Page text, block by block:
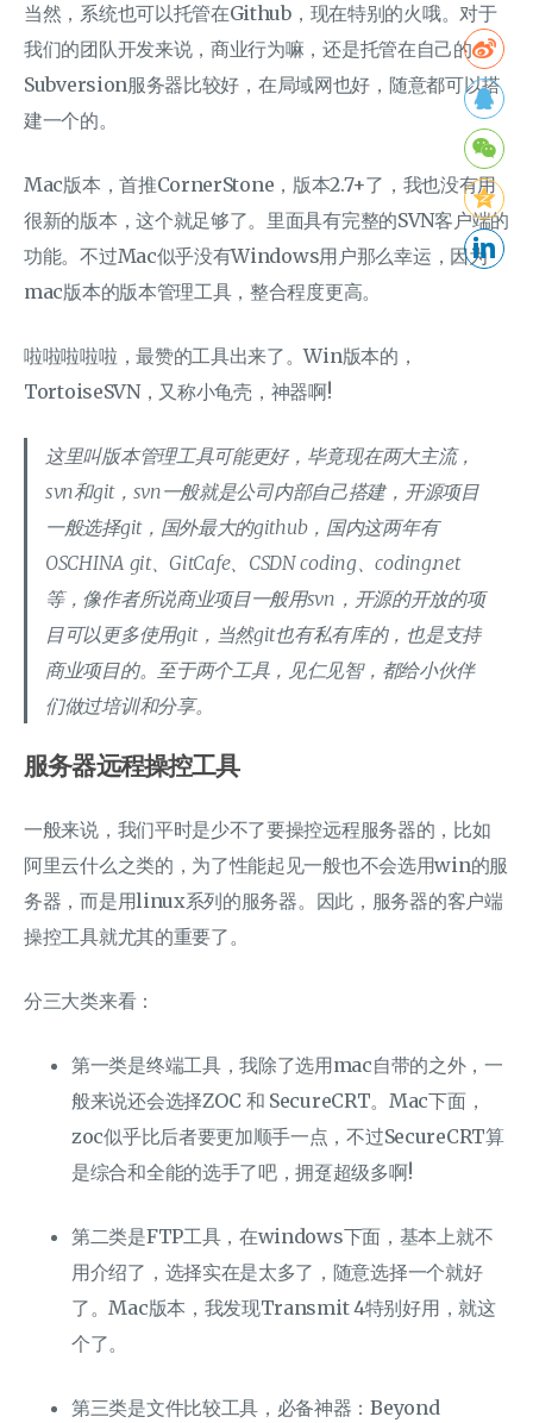
当然，系统也可以托管在Github，现在特别的火哦。对于
我们的团队开发来说，商业行为嘛，还是托管在自己的
Subversion服务器比较好，在局域网也好，随意都可以搭
建一个的。
Mac版本，首推CornerStone，版本2.7+了，我也没有用
很新的版本，这个就足够了。里面具有完整的SVN客户端的
功能。不过Mac似乎没有Windows用户那么幸运，因为
mac版本的版本管理工具，整合程度更高。
啦啦啦啦啦，最赞的工具出来了。Win版本的，
TortoiseSVN，又称小龟壳，神器啊!
这里叫版本管理工具可能更好，毕竟现在两大主流，
svn和git，svn一般就是公司内部自己搭建，开源项目
一般选择git，国外最大的github，国内这两年有
OSCHINA git、GitCafe、CSDN coding、coding.net
等，像作者所说商业项目一般用svn，开源的开放的项
目可以更多使用git，当然git也有私有库的，也是支持
商业项目的。至于两个工具，见仁见智，都给小伙伴
们做过培训和分享。
服务器远程操控工具
一般来说，我们平时是少不了要操控远程服务器的，比如
阿里云什么之类的，为了性能起见一般也不会选用win的服
务器，而是用linux系列的服务器。因此，服务器的客户端
操控工具就尤其的重要了。
分三大类来看：
第一类是终端工具，我除了选用mac自带的之外，一
般来说还会选择ZOC 和 SecureCRT。Mac下面，
zoc似乎比后者要更加顺手一点，不过SecureCRT算
是综合和全能的选手了吧，拥趸超级多啊!
第二类是FTP工具，在windows下面，基本上就不
用介绍了，选择实在是太多了，随意选择一个就好
了。Mac版本，我发现Transmit 4特别好用，就这
个了。
第三类是文件比较工具，必备神器：Beyond